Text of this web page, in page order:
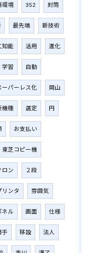
環境 352 封筒
最先端 新技術
知能 活用 進化
学習 自動
ーパーレス化 岡山
機種 選定 円
お支払い
東芝コピー機
ロン ２段
リンタ 雰囲気
ネル 画面 仕様
手 移設 法人